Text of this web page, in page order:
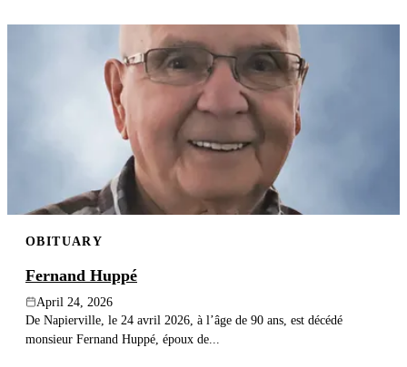
OBITUARY
Fernand Huppé
April 24, 2026
De Napierville, le 24 avril 2026, à l’âge de 90 ans, est décédé
monsieur Fernand Huppé, époux de...